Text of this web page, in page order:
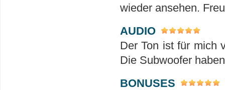
wieder ansehen.
AUDIO
Der Ton ist für mich
Die Subwoofer
BONUSES